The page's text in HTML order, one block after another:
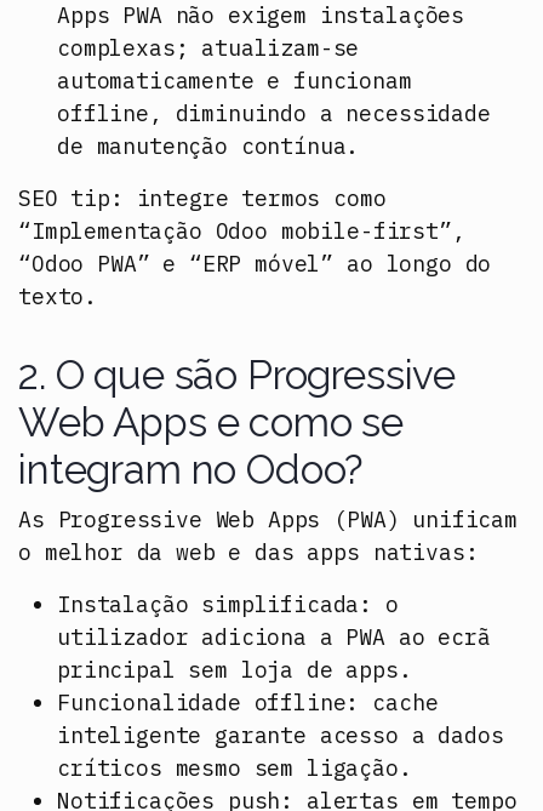
Apps PWA não exigem instalações
complexas; atualizam-se
automaticamente e funcionam
offline, diminuindo a necessidade
de manutenção contínua.
SEO tip:
integre termos como
“Implementação Odoo mobile-first”,
“Odoo PWA” e “ERP móvel” ao longo do
texto.
2. O que são Progressive
Web Apps e como se
integram no Odoo?
As Progressive Web Apps (PWA)
unificam
o melhor da web e das apps nativas:
Instalação simplificada:
o
utilizador adiciona a PWA ao ecrã
principal sem loja de apps.
Funcionalidade offline:
cache
inteligente garante acesso a dados
críticos mesmo sem ligação.
Notificações push:
alertas em tempo